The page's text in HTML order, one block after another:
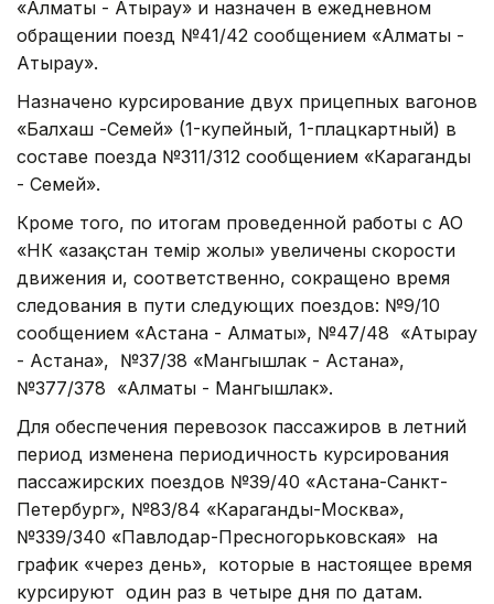
«Алматы - Атырау» и назначен в ежедневном
обращении поезд №41/42 сообщением «Алматы -
Атырау».
Назначено курсирование двух прицепных вагонов
«Балхаш -Семей» (1-купейный, 1-плацкартный) в
составе поезда №311/312 сообщением «Караганды
- Семей».
Кроме того, по итогам проведенной работы с АО
«НК «Қазақстан темір жолы» увеличены скорости
движения и, соответственно, сокращено время
следования в пути следующих поездов: №9/10
сообщением «Астана - Алматы», №47/48 «Атырау
- Астана», №37/38 «Мангышлак - Астана»,
№377/378 «Алматы - Мангышлак».
Для обеспечения перевозок пассажиров в летний
период изменена периодичность курсирования
пассажирских поездов №39/40 «Астана-Санкт-
Петербург», №83/84 «Караганды-Москва»,
№339/340 «Павлодар-Пресногорьковская» на
график «через день», которые в настоящее время
курсируют один раз в четыре дня по датам.